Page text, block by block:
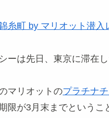
糸町 by マリオット潜
ーは先日、東京に滞在
マリオットのプラチナ
限が3月末までという